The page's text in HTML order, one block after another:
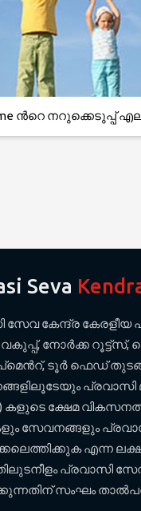
ന്‍റെ നറുക്കെടുപ്പ്
Seva
സേവ കേന്ദ്ര കേരളീയ
നോര്‍ക്ക
ടൂര്‍ ഫെഡ്
പ്രവാസി
കളുടെ ക്ഷേമ
സേവനങ്ങളും
എന്ന
പ്രവാസി
സംഘം